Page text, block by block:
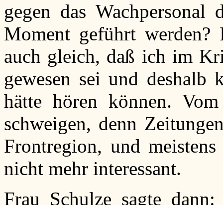
gegen das
Moment geführt werden?
auch gleich, daß ich im
gewesen sei und deshalb
hätte hören können.
schweigen, denn
Frontregion, und
nicht mehr interessant.
Frau Schulze sagte